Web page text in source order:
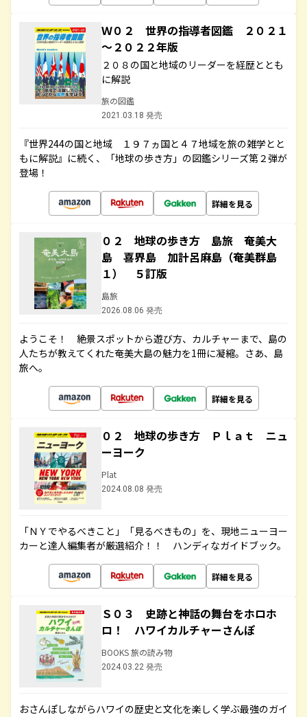
Ｗ０２ 世界の指導者図鑑 ２０２１
～２０２２年版
２０８の国と地域のリーダーを経歴ととも
に解説
旅の図鑑
2021.03.18 発売
『世界244の国と地域 １９７ヵ国と４７地域を旅の雑学とと
もに解説』に続く、「地球の歩き方」の図鑑シリーズ第２弾が
登場！
詳細を見る
０２ 地球の歩き方 島旅 奄美大
島 喜界島 加計呂麻島（奄美群島
１） ５訂版
島旅
2026.08.06 発売
ようこそ！ 絶景スポットから遊び方、カルチャーまで、島の
人たちが教えてくれた奄美大島の魅力を1冊に凝縮。さあ、島
旅へ。
詳細を見る
０２ 地球の歩き方 Ｐｌａｔ ニュ
ーヨーク
Plat
2024.08.08 発売
「ＮＹでやるべきこと」「見るべきもの」を、現地ニューヨー
カーと達人編集者が厳選紹介！！ ハンディなガイドブック。
詳細を見る
Ｓ０３ 史跡と神話の舞台をホロホ
ロ！ ハワイカルチャーさんぽ
BOOKS 旅の読み物
2024.03.22 発売
おさんぽしながらハワイの歴史と文化を楽しく学ぶ最強のガイ